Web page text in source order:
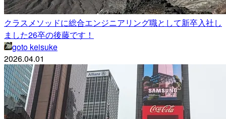
クラスメソッドに総合エンジニアリング職として新卒入社し
ました26卒の後藤です！
goto keisuke
2026.04.01